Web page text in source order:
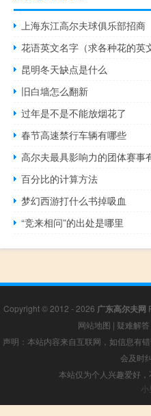
上海东江高尔夫球俱乐部招商
花语英文名字（求各种花的英
昆明冬天缺点是什么
旧白墙怎么翻新
过年是不是不能放烟花了
春节高速禁行车辆有哪些
高尔夫最具影响力的团体赛事
百分比的计算方法
梦幻西游打什么书掉吸血
“竞来相问”的出处是哪里
Copyright © 2012 - 2026 广东高尔夫网
网站地图 | 疑难解答
声明：本站内容来自互联网，如信息有
会及时
本站仅为个人兴趣爱好
小